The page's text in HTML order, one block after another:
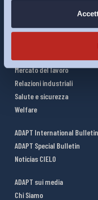
Interventi ADAPT
Mercato del lavoro
Relazioni industriali
Salute e sicurezza
Welfare
ADAPT International Bulletin
ADAPT Special Bulletin
Noticias CIELO
ADAPT sui media
Chi Siamo